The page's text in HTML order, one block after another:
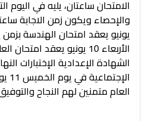
يونيو يعقد امتحان الهندسة
الأربعاء 10 يونيو يعقد
الشهادة الإعدادية الإختبارات
العام متمنين لهم النجاح